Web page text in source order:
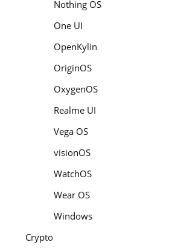
Nothing OS
One UI
OpenKylin
OriginOS
OxygenOS
Realme UI
Vega OS
visionOS
WatchOS
Wear OS
Windows
Crypto